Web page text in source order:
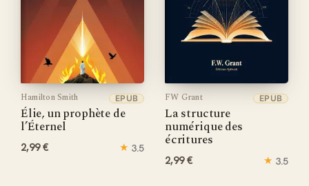
Hamilton Smith
Élie, un prophète de
l’Éternel
EPUB
2,99 € ★ 3.5
FW Grant
La structure
numérique des
écritures
EPUB
2,99 € ★ 3.5